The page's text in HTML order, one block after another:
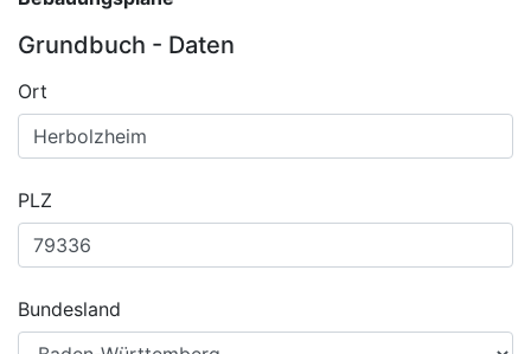
Grundbuch - Daten
Ort
PLZ
Bundesland